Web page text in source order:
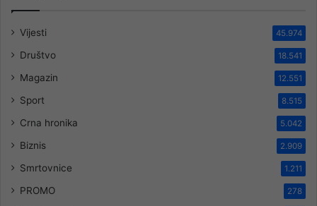
Vijesti 45.974
Društvo 18.541
Magazin 12.551
Sport 8.515
Crna hronika 5.042
Biznis 2.909
Smrtovnice 1.211
PROMO 278